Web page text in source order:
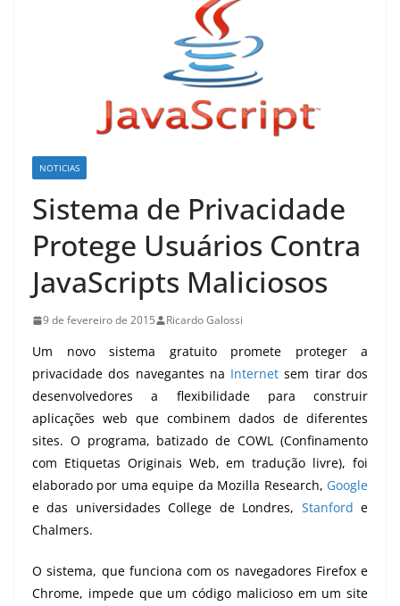
NOTICIAS
Sistema de Privacidade
Protege Usuários Contra
JavaScripts Maliciosos
9 de fevereiro de 2015 Ricardo Galossi
Um novo sistema gratuito promete proteger a
privacidade dos navegantes na Internet sem tirar dos
desenvolvedores a flexibilidade para construir
aplicações web que combinem dados de diferentes
sites. O programa, batizado de COWL (Confinamento
com Etiquetas Originais Web, em tradução livre), foi
elaborado por uma equipe da Mozilla Research, Google
e das universidades College de Londres, Stanford e
Chalmers.
O sistema, que funciona com os navegadores Firefox e
Chrome, impede que um código malicioso em um site